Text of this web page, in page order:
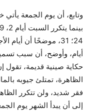
أيام، وأوضح، أن سبب
حكاية صينية قديمة،
الظاهرة، تمتلئ جيوبه
إلى أن يبدأ الشهر يوم الجمعة،